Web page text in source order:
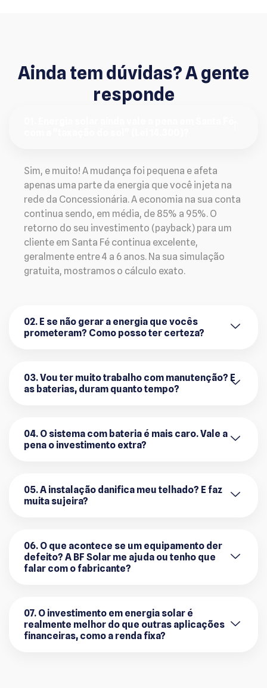
Ainda tem dúvidas? A gente
responde
Sim, e muito! A mudança foi pequena e afeta
apenas uma parte da energia que você injeta na
rede da Concessionária. A economia na sua conta
continua sendo, em média, de 85% a 95%. O
retorno do seu investimento (payback) para um
cliente em Santa Fé continua excelente,
geralmente entre 4 a 6 anos. Na sua simulação
gratuita, mostramos o cálculo exato.
02. E se não gerar a energia que vocês
prometeram? Como posso ter certeza?
03. Vou ter muito trabalho com manutenção? E
as baterias, duram quanto tempo?
04. O sistema com bateria é mais caro. Vale a
pena o investimento extra?
05. A instalação danifica meu telhado? E faz
muita sujeira?
06. O que acontece se um equipamento der
defeito? A BF Solar me ajuda ou tenho que
falar com o fabricante?
07. O investimento em energia solar é
realmente melhor do que outras aplicações
financeiras, como a renda fixa?